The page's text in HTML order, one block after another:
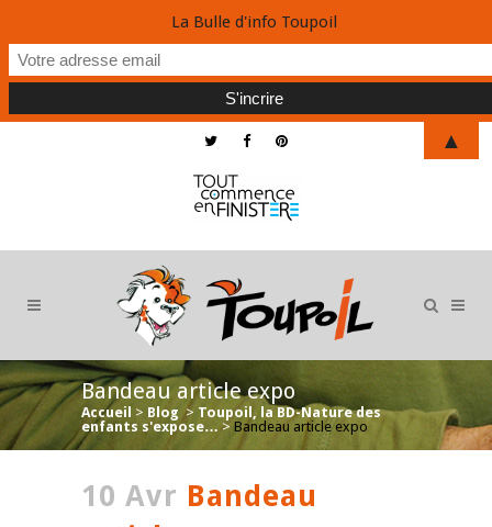
Bandeau article expo
Accueil > Blog > Toupoil, la BD-Nature des
enfants s'expose… > Bandeau article expo
10 Avr Bandeau
La Bulle d'info Toupoil
▲